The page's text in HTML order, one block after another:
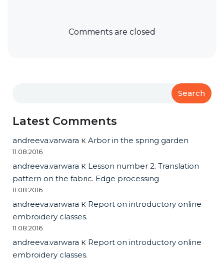
Comments are closed
Search
Latest Comments
andreeva.varwara к Arbor in the spring garden
11.08.2016
andreeva.varwara к Lesson number 2. Translation
pattern on the fabric. Edge processing
11.08.2016
andreeva.varwara к Report on introductory online
embroidery classes.
11.08.2016
andreeva.varwara к Report on introductory online
embroidery classes.